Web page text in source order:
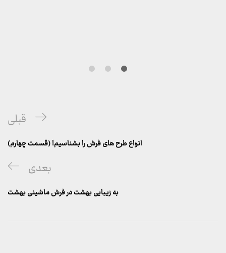
پست
قبلی
قبلی
انواع طرح های فرش را بشناسیم! (قسمت چهارم)
پست
بعدی
بعدی
به زیبایی بهشت در فرش ماشینی بهشت